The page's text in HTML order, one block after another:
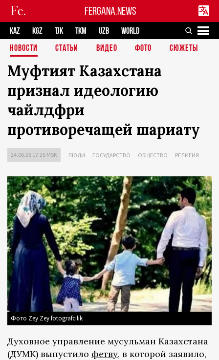
FERGANA.NEWS
KAZ KGZ TJK TKM UZB
WORLD
НОВОСТИ
СТАТЬИ ВИДЕО ФОТО СЮЖЕТЫ
Муфтият Казахстана
признал идеологию
чайлдфри
противоречащей шариату
24.06.26 17:25 MSK ЛЮДИ ГОСУДАРСТВО ОБЩЕСТВО РЕЛИГИЯ
Фото Zey Zey fotografcilik
Духовное управление мусульман Казахстана
(ДУМК) выпустило фетву, в которой заявило,